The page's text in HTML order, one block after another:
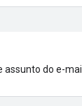
assunto do e-